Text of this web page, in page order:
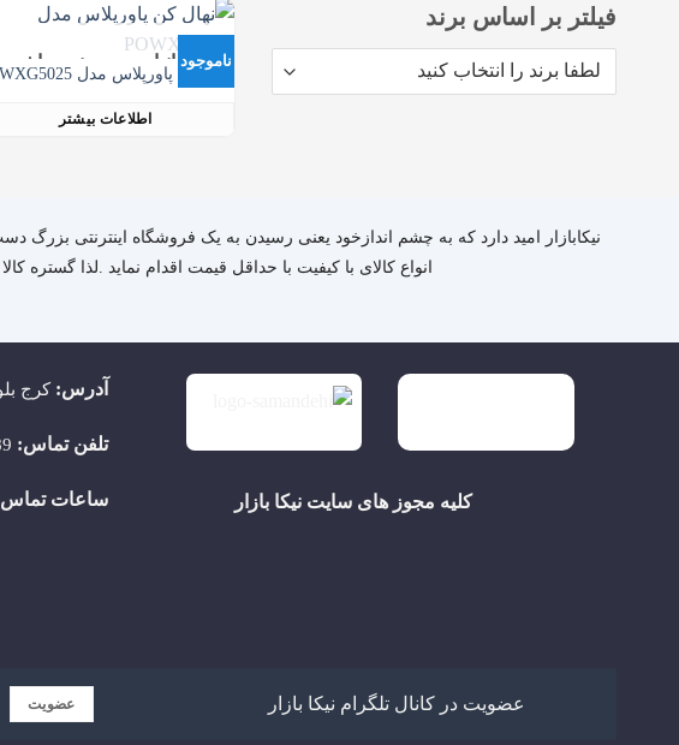
فیلتر بر اساس برند
ناموجوددر انبار موجود نمی باشد
نهال کن پاورپلاس مدل POWXG5025
اطلاعات بیشتر
نیکابازار امید دارد که به چشم اندازخود یعنی رسیدن به یک فروشگاه اینترنتی
انواع کالای با کیفیت با حداقل قیمت اقدام نماید .لذا
کلیه مجوز های سایت نیکا بازار
آدرس: کرج
تلفن تماس:
ساعات
عضویت در کانال تلگرام نیکا بازار عضویت